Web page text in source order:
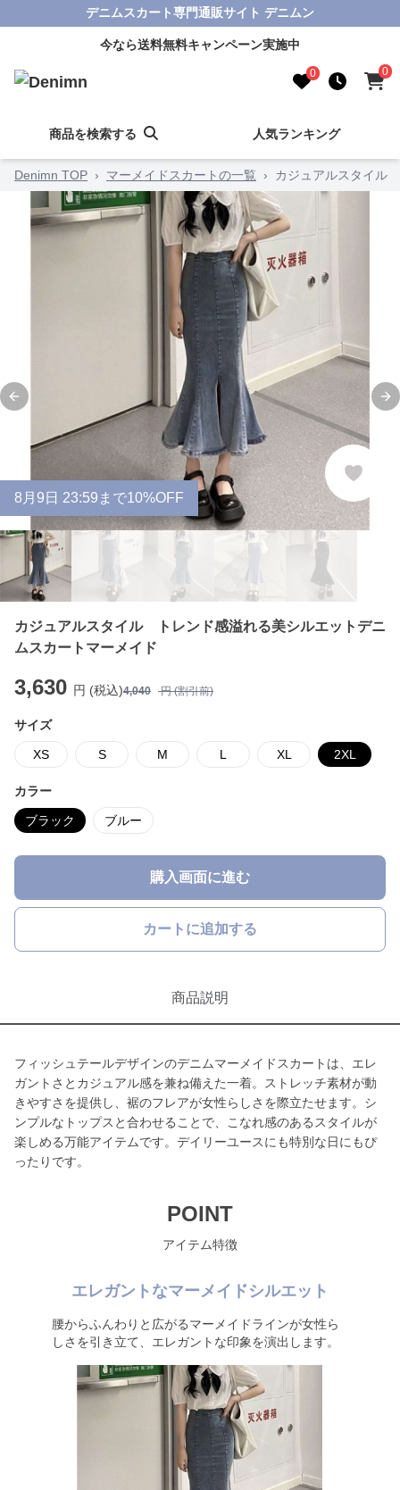
デニムスカート専門通販サイト デニムン
今なら送料無料キャンペーン実施中
0 0
商品を検索する 人気ランキング
Denimn TOP › マーメイドスカートの一覧 › カジュアルスタイル
Previous slide
8 月 9 日 23:59まで10%OFF
カジュアルスタイル トレンド感溢れる美シルエットデニ
ムスカートマーメイド
3,630 円 (税込)4,040 円 (割引前)
サイズ
XS S M L XL 2XL
カラー
ブラック ブルー
購入画面に進む
カートに追加する
商品説明
フィッシュテールデザインのデニムマーメイドスカートは、エレ
ガントさとカジュアル感を兼ね備えた一着。ストレッチ素材が動
きやすさを提供し、裾のフレアが女性らしさを際立たせます。シ
ンプルなトップスと合わせることで、こなれ感のあるスタイルが
楽しめる万能アイテムです。デイリーユースにも特別な日にもぴ
ったりです。
POINT
アイテム特徴
エレガントなマーメイドシルエット
腰からふんわりと広がるマーメイドラインが女性ら
しさを引き立て、エレガントな印象を演出します。